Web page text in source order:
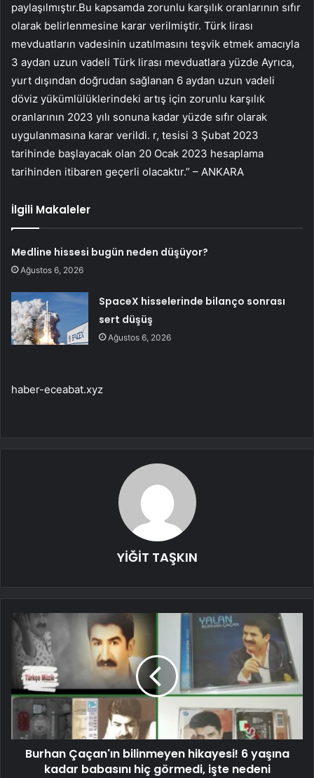
paylaşılmıştır.Bu kapsamda zorunlu karşılık oranlarının sıfır
olarak belirlenmesine karar verilmiştir. Türk lirası
mevduatların vadesinin uzatılmasını teşvik etmek amacıyla
3 aydan uzun vadeli Türk lirası mevduatlara yüzde Ayrıca,
yurt dışından doğrudan sağlanan 6 aydan uzun vadeli
döviz yükümlülüklerindeki artış için zorunlu karşılık
oranlarının 2023 yılı sonuna kadar yüzde sıfır olarak
uygulanmasına karar verildi. r, tesisi 3 Şubat 2023
tarihinde başlayacak olan 20 Ocak 2023 hesaplama
tarihinden itibaren geçerli olacaktır.” – ANKARA
İlgili Makaleler
Medline hissesi bugün neden düşüyor?
Ağustos 6, 2026
SpaceX hisselerinde bilanço sonrası
sert düşüş
Ağustos 6, 2026
haber-eceabat.xyz
YİĞİT TAŞKIN
Burhan Çaçan'ın bilinmeyen hikayesi! 6 yaşına
kadar babasını hiç görmedi, işte nedeni